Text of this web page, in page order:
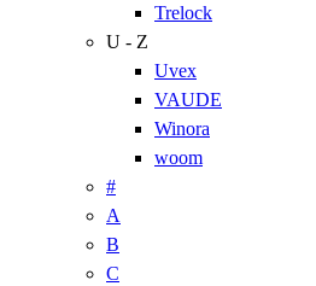
Trelock
U - Z
Uvex
VAUDE
Winora
woom
#
A
B
C